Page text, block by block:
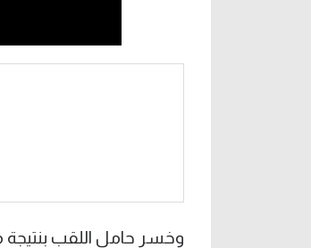
وخسر حامل اللقب بنتيجة مدوية أمام